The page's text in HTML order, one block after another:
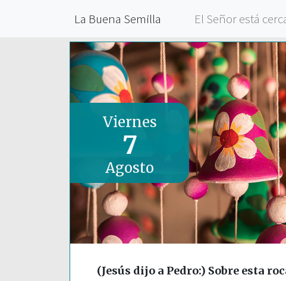
La Buena Semilla El Señor está
Viernes
7
Agosto
(Jesús dijo a Pedro:) Sobre esta